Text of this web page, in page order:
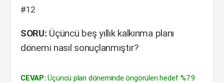
#12
SORU: Üçüncü beş yıllık kalkınma planı
dönemi nasıl sonuçlanmıştır?
CEVAP: Üçüncü plan döneminde öngörülen hedef %7.9